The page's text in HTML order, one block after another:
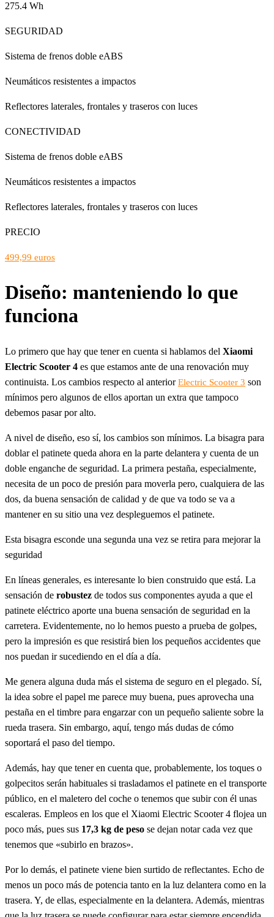
275.4 Wh
SEGURIDAD
Sistema de frenos doble eABS
Neumáticos resistentes a impactos
Reflectores laterales, frontales y traseros con luces
CONECTIVIDAD
Sistema de frenos doble eABS
Neumáticos resistentes a impactos
Reflectores laterales, frontales y traseros con luces
PRECIO
499,99 euros
Diseño: manteniendo lo que
funciona
Lo primero que hay que tener en cuenta si hablamos del Xiaomi
Electric Scooter 4 es que estamos ante de una renovación muy
continuista. Los cambios respecto al anteriorElectric Scooter 3 son
mínimos pero algunos de ellos aportan un extra que tampoco
debemos pasar por alto.
A nivel de diseño, eso sí, los cambios son mínimos. La bisagra para
doblar el patinete queda ahora en la parte delantera y cuenta de un
doble enganche de seguridad. La primera pestaña, especialmente,
necesita de un poco de presión para moverla pero, cualquiera de las
dos, da buena sensación de calidad y de que va todo se va a
mantener en su sitio una vez despleguemos el patinete.
Esta bisagra esconde una segunda una vez se retira para mejorar la
seguridad
En líneas generales, es interesante lo bien construido que está. La
sensación de robustez de todos sus componentes ayuda a que el
patinete eléctrico aporte una buena sensación de seguridad en la
carretera. Evidentemente, no lo hemos puesto a prueba de golpes,
pero la impresión es que resistirá bien los pequeños accidentes que
nos puedan ir sucediendo en el día a día.
Me genera alguna duda más el sistema de seguro en el plegado. Sí,
la idea sobre el papel me parece muy buena, pues aprovecha una
pestaña en el timbre para engarzar con un pequeño saliente sobre la
rueda trasera. Sin embargo, aquí, tengo más dudas de cómo
soportará el paso del tiempo.
Además, hay que tener en cuenta que, probablemente, los toques o
golpecitos serán habituales si trasladamos el patinete en el transporte
público, en el maletero del coche o tenemos que subir con él unas
escaleras. Empleos en los que el Xiaomi Electric Scooter 4 flojea un
poco más, pues sus 17,3 kg de peso se dejan notar cada vez que
tenemos que «subirlo en brazos».
Por lo demás, el patinete viene bien surtido de reflectantes. Echo de
menos un poco más de potencia tanto en la luz delantera como en la
trasera. Y, de ellas, especialmente en la delantera. Además, mientras